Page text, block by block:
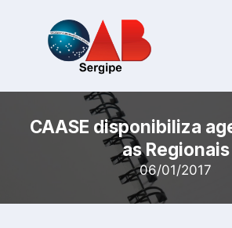
CAASE disponibiliza
as Regionais
06/01/2017